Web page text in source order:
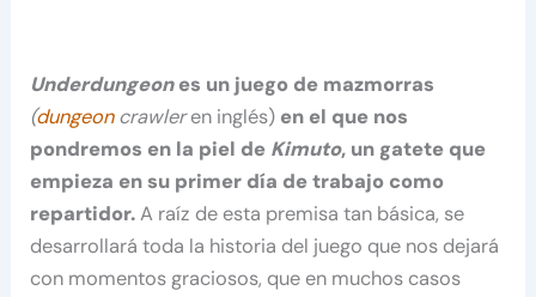
Underdungeones un juego de mazmorras
(dungeoncrawleren inglés) en el que nos
pondremos en la piel de Kimuto, un gatete que
empieza en su primer día de trabajo como
repartidor.A raíz de esta premisa tan básica, se
desarrollará toda la historia del juego que nos dejará
con momentos graciosos, que en muchos casos